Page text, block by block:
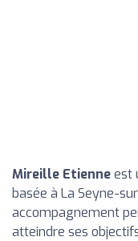
Mireille Etienneest
basée à La Seyne-
accompagnement
atteindre ses